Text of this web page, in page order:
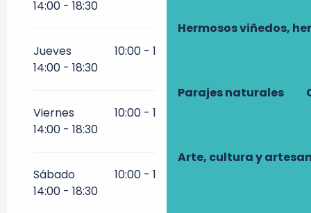
Hermosos viñedos,
Parajes naturales
Arte, cultura y
14:00 - 18:30
Jueves 10:00 - 12:00
14:00 - 18:30
Viernes 10:00 - 12:00
14:00 - 18:30
Sábado 10:00 - 12:00
14:00 - 18:30